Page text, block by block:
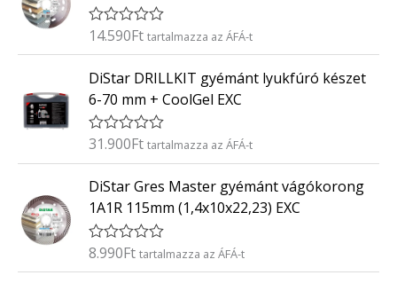
É
é
k
e
l
s
:
/
5
14.590Ft tartalmazza az ÁFÁ-t
DiStar DRILLKIT gyémánt lyukfúró készet
6-70 mm + CoolGel EXC
É
é
k
e
l
é
s
:
31.900Ft tartalmazza az ÁFÁ-t
DiStar Gres Master gyémánt vágókorong
1A1R 115mm (1,4x10x22,23) EXC
É
8.990Ft tartalmazza az ÁFÁ-t